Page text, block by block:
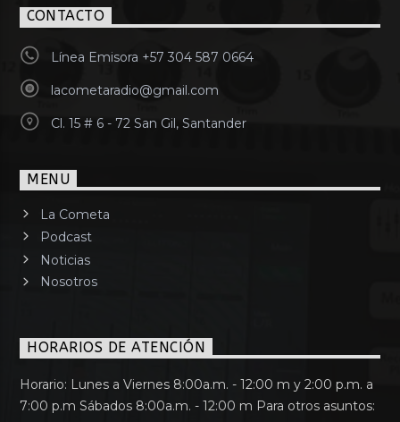
CONTACTO
Línea Emisora +57 304 587 0664
lacometaradio@gmail.com
Cl. 15 # 6 - 72 San Gil, Santander
MENU
La Cometa
Podcast
Noticias
Nosotros
HORARIOS DE ATENCIÓN
Horario: Lunes a Viernes 8:00a.m. - 12:00 m y 2:00 p.m. a
7:00 p.m Sábados 8:00a.m. - 12:00 m Para otros asuntos: